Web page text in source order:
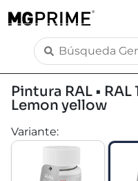
Pintura RAL •
Lemon yellow
Variante: